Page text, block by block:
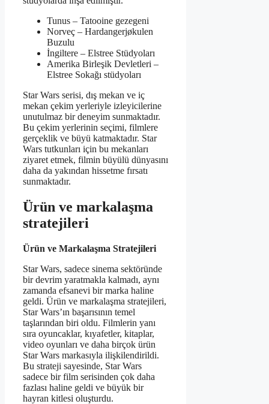
Tunus – Tatooine gezegeni
Norveç – Hardangerjøkulen
Buzulu
İngiltere – Elstree Stüdyoları
Amerika Birleşik Devletleri –
Elstree Sokağı stüdyoları
Star Wars serisi, dış mekan ve iç
mekan çekim yerleriyle izleyicilerine
unutulmaz bir deneyim sunmaktadır.
Bu çekim yerlerinin seçimi, filmlere
gerçeklik ve büyü katmaktadır. Star
Wars tutkunları için bu mekanları
ziyaret etmek, filmin büyülü dünyasını
daha da yakından hissetme fırsatı
sunmaktadır.
Ürün ve markalaşma
stratejileri
Ürün ve Markalaşma Stratejileri
Star Wars, sadece sinema sektöründe
bir devrim yaratmakla kalmadı, aynı
zamanda efsanevi bir marka haline
geldi. Ürün ve markalaşma stratejileri,
Star Wars’ın başarısının temel
taşlarından biri oldu. Filmlerin yanı
sıra oyuncaklar, kıyafetler, kitaplar,
video oyunları ve daha birçok ürün
Star Wars markasıyla ilişkilendirildi.
Bu strateji sayesinde, Star Wars
sadece bir film serisinden çok daha
fazlası haline geldi ve büyük bir
hayran kitlesi oluşturdu.